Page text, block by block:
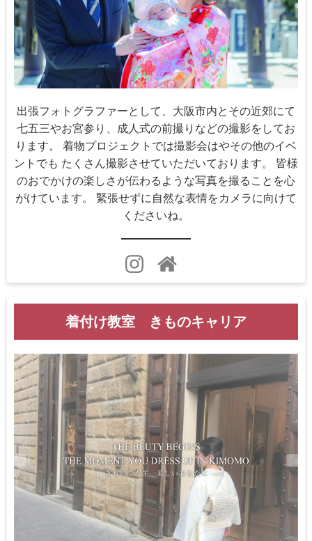
出張フォトグラファーとして、大阪市内とその近郊にて
七五三やお宮参り、成人式の前撮りなどの撮影をしてお
ります。 着物プロジェクトでは撮影会はやその他のイベ
ントでも たくさん撮影させていただいております。 皆様
のおでかけの楽しさが伝わるような写真を撮ることを心
がけています。 緊張せずに自然な表情をカメラに向けて
くださいね。
着付け教室 きものキャリア